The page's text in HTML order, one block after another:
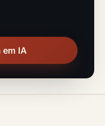
IA